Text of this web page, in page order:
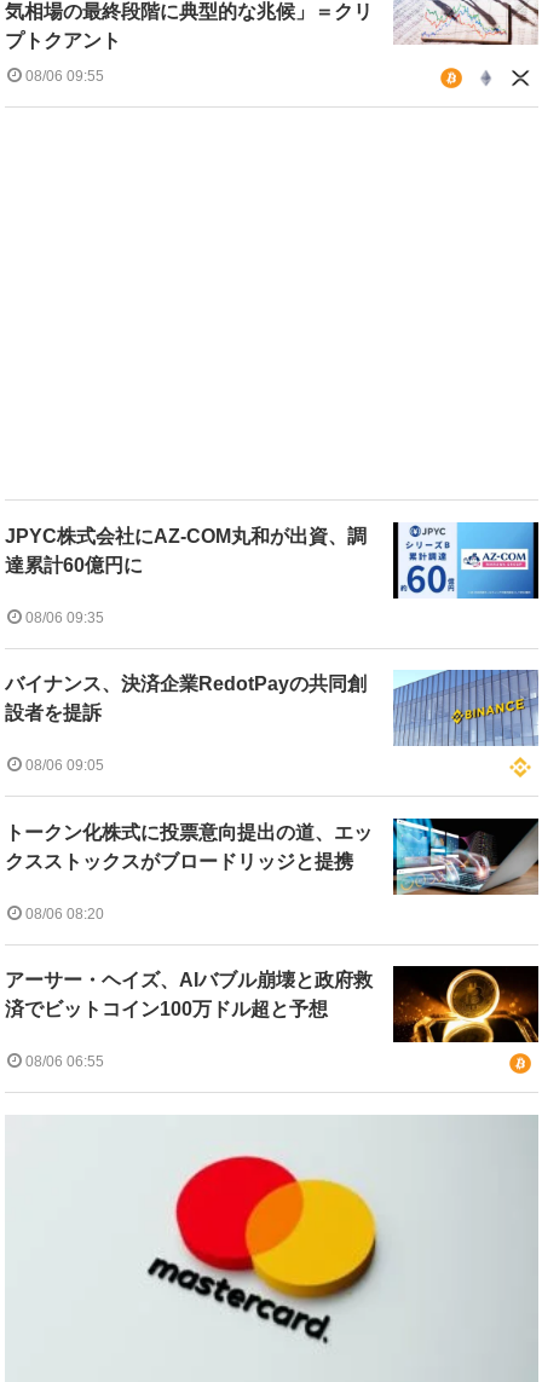
気相場の最終段階に典型的な兆候」＝クリ
プトクアント
08/06 09:55
JPYC株式会社にAZ-COM丸和が出資、調
達累計60億円に
08/06 09:35
バイナンス、決済企業RedotPayの共同創
設者を提訴
08/06 09:05
トークン化株式に投票意向提出の道、エッ
クスストックスがブロードリッジと提携
08/06 08:20
アーサー・ヘイズ、AIバブル崩壊と政府救
済でビットコイン100万ドル超と予想
08/06 06:55